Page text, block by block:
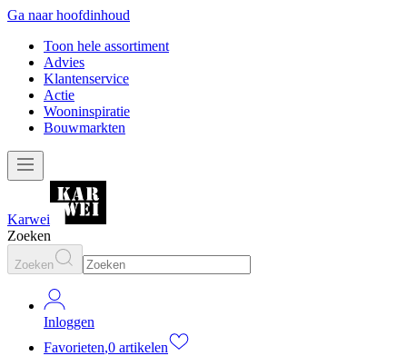
Ga naar hoofdinhoud
Toon hele assortiment
Advies
Klantenservice
Actie
Wooninspiratie
Bouwmarkten
Karwei
Zoeken
Zoeken
Inloggen
Favorieten,0 artikelen